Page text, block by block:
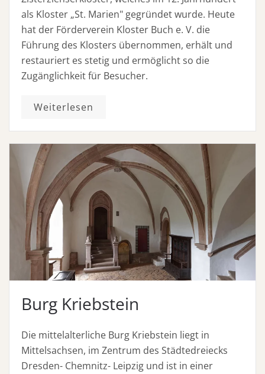
als Kloster „St. Marien" gegründet wurde. Heute
hat der Förderverein Kloster Buch e. V. die
Führung des Klosters übernommen, erhält und
restauriert es stetig und ermöglicht so die
Zugänglichkeit für Besucher.
Weiterlesen
Burg Kriebstein
Die mittelalterliche Burg Kriebstein liegt in
Mittelsachsen, im Zentrum des Städtedreiecks
Dresden- Chemnitz- Leipzig und ist in einer